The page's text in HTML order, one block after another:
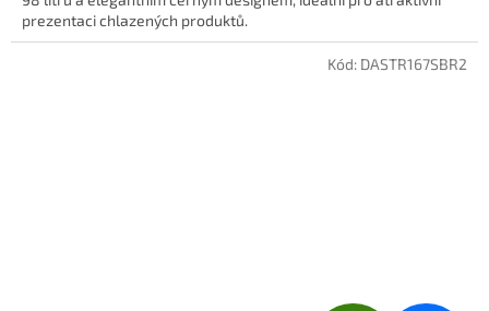
prezentaci chlazených produktů.
Kód: DASTR167SBR2